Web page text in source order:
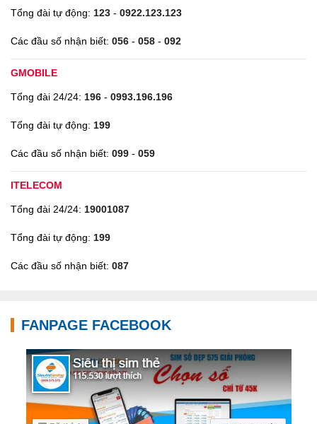
Tổng đài tự động: 123 - 0922.123.123
Các đầu số nhận biết: 056 - 058 - 092
GMOBILE
Tổng đài 24/24: 196 - 0993.196.196
Tổng đài tự động: 199
Các đầu số nhận biết: 099 - 059
ITELECOM
Tổng đài 24/24: 19001087
Tổng đài tự động: 199
Các đầu số nhận biết: 087
FANPAGE FACEBOOK